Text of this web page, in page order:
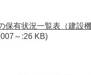
保有状況一覧表（建設
～:26 KB)